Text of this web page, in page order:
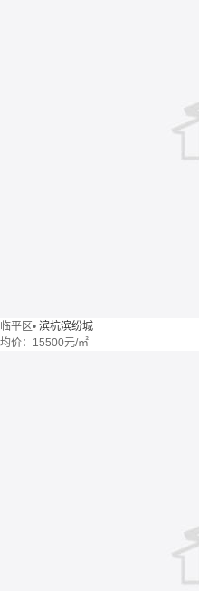
临平区• 滨杭滨纷城
均价： 15500元/㎡